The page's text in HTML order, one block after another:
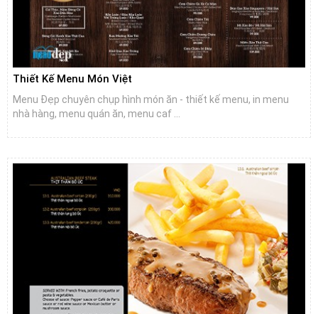
Thiết Kế Menu Món Việt
Menu Đẹp chuyên chụp hình món ăn - thiết kế menu, in menu
nhà hàng, menu quán ăn, menu caf ...